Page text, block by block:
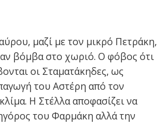
μαζί με τον μικρό Πετράκη,
βόμβα στο χωριό. Ο φόβος ότι
οι Σταματάκηδες, ως
του Αστέρη από τον
Η Στέλλα αποφασίζει να
του Φαρμάκη αλλά την